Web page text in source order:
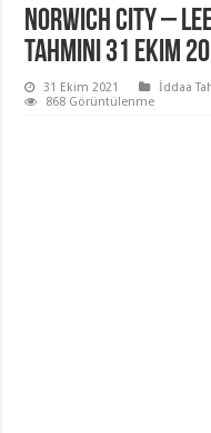
Norwich City –
Tahmini 31 Ekim
31 Ekim 2021 İddaa
868 Görüntülenme